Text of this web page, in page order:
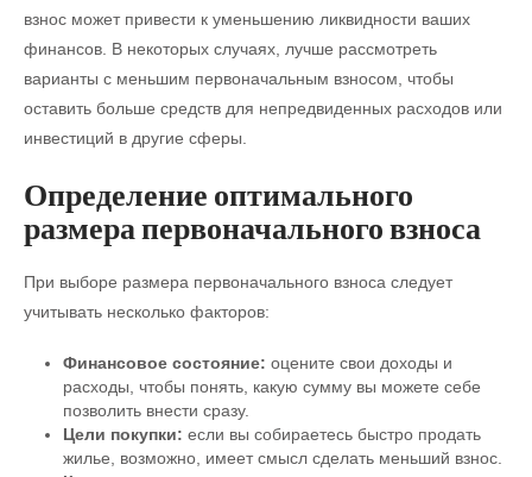
взнос может привести к уменьшению ликвидности ваших
финансов. В некоторых случаях, лучше рассмотреть
варианты с меньшим первоначальным взносом, чтобы
оставить больше средств для непредвиденных расходов или
инвестиций в другие сферы.
Определение оптимального
размера первоначального взноса
При выборе размера первоначального взноса следует
учитывать несколько факторов:
Финансовое состояние: оцените свои доходы и
расходы, чтобы понять, какую сумму вы можете себе
позволить внести сразу.
Цели покупки: если вы собираетесь быстро продать
жилье, возможно, имеет смысл сделать меньший взнос.